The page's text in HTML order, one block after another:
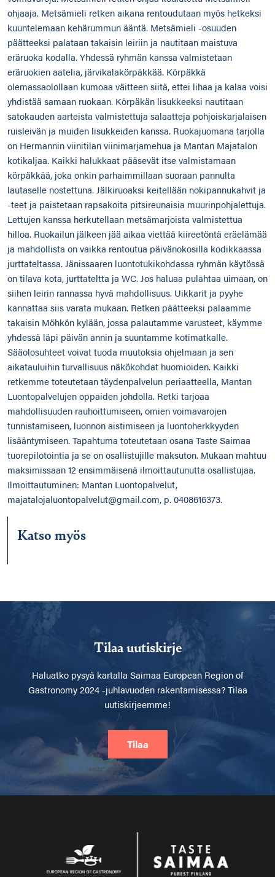
ohjaaja. Metsämieli retken aikana rentoudutaan myös hetkeksi
kuuntelemaan kehärummun ääntä. Metsämieli -osuuden
päätteeksi palataan takaisin leiriin ja nautitaan maistuva
eräruoka kodalla. Yhdessä ryhmän kanssa valmistetaan
eräruokien aatelia, järvikalakörpäkkää. Körpäkkä
olemassaolollaan kumoaa väitteen siitä, ettei lihaa ja kalaa voisi
yhdistää samaan ruokaan. Körpäkän lisukkeeksi nautitaan
satokauden aarteista valmistettuja salaatteja pohjoiskarjalaisen
ruisleivän ja muiden lisukkeiden kanssa. Ruokajuomana tarjolla
on Hermannin viinitilan viinimarjamehua ja Mantan Majatalon
kotikaljaa. Kaikki halukkaat pääsevät itse valmistamaan
körpäkkää, joka onkin parhaimmillaan suoraan pannulta
lautaselle nostettuna. Jälkiruoaksi keitellään nokipannukahvit ja
-teet ja paistetaan rapsakoita pitsireunaisia muurinpohjalettuja.
Lettujen kanssa herkutellaan metsämarjoista valmistettua
hilloa. Ruokailun jälkeen jää aikaa viettää kiireetöntä eräelämää
ja mahdollista on vaikka rentoutua päivänokosilla kodikkaassa
jurttateltassa. Jänissaaren luontotukikohdassa ryhmän käytössä
on tilava kota, jurttateltta ja WC. Jos haluaa pulahtaa uimaan, on
siihen leirin rannassa hyvä mahdollisuus. Uikkarit ja pyyhe
kannattaa siis varata mukaan. Retken päätteeksi palaamme
takaisin Möhkön kylään, jossa palautamme varusteet, käymme
yhdessä läpi päivän annin ja suuntamme kotimatkalle.
Sääolosuhteet voivat tuoda muutoksia ohjelmaan ja sen
aikatauluihin turvallisuus näkökohdat huomioiden. Kaikki
retkemme toteutetaan täydenpalvelun periaatteella, Mantan
Luontopalvelujen oppaiden johdolla. Retki tarjoaa
mahdollisuuden rauhoittumiseen, omien voimavarojen
tunnistamiseen, luonnon aistimiseen ja luontoherkkyyden
lisääntymiseen. Tapahtuma toteutetaan osana Taste Saimaa
tuorepilotointia ja se on osallistujille maksuton. Mukaan mahtuu
maksimissaan 12 ensimmäisenä ilmoittautunutta osallistujaa.
Ilmoittautuminen: Mantan Luontopalvelut,
majatalojaluontopalvelut@gmail.com, p. 0408616373.
Katso myös
Tilaa uutiskirje
Haluatko pysyä kartalla Saimaa European Region of
Gastronomy 2024 -juhlavuoden rakentamisessa? Tilaa
uutiskirjeemme!
Tilaa